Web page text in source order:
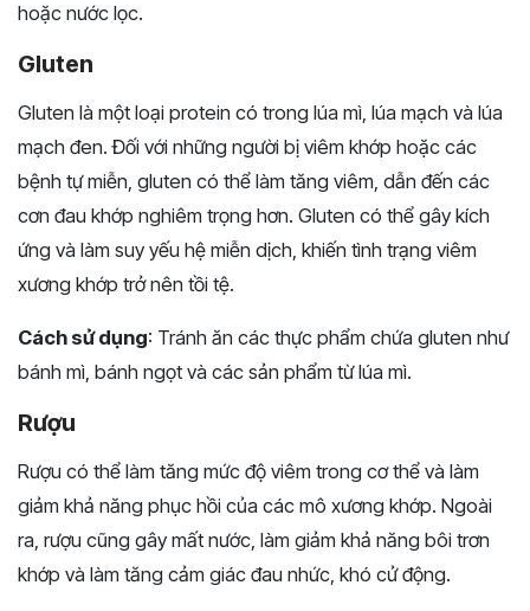
hoặc nước lọc.
Gluten
Gluten là một loại protein có trong lúa mì, lúa mạch và lúa
mạch đen. Đối với những người bị viêm khớp hoặc các
bệnh tự miễn, gluten có thể làm tăng viêm, dẫn đến các
cơn đau khớp nghiêm trọng hơn. Gluten có thể gây kích
ứng và làm suy yếu hệ miễn dịch, khiến tình trạng viêm
xương khớp trở nên tồi tệ.
Cách sử dụng: Tránh ăn các thực phẩm chứa gluten như
bánh mì, bánh ngọt và các sản phẩm từ lúa mì.
Rượu
Rượu có thể làm tăng mức độ viêm trong cơ thể và làm
giảm khả năng phục hồi của các mô xương khớp. Ngoài
ra, rượu cũng gây mất nước, làm giảm khả năng bôi trơn
khớp và làm tăng cảm giác đau nhức, khó cử động.